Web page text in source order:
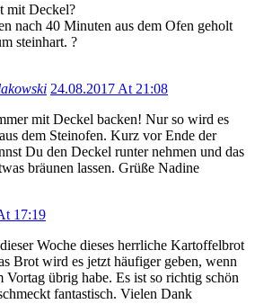
mit Deckel?
nach 40 Minuten aus dem Ofen geholt
steinhart. ?
24.08.2017 At 21:08
mit Deckel backen! Nur so wird es
dem Steinofen. Kurz vor Ende der
Du den Deckel runter nehmen und das
bräunen lassen. Grüße Nadine
17:19
Woche dieses herrliche Kartoffelbrot
Brot wird es jetzt häufiger geben, wenn
übrig habe. Es ist so richtig schön
fantastisch. Vielen Dank